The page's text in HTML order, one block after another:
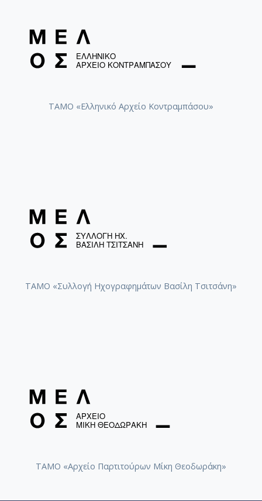
ΤΑΜΟ «Ελληνικό Αρχείο Κοντραμπάσου»
ΤΑΜΟ «Συλλογή Ηχογραφημάτων Βασίλη Τσιτσάνη»
ΤΑΜΟ «Αρχείο Παρτιτούρων Μίκη Θεοδωράκη»